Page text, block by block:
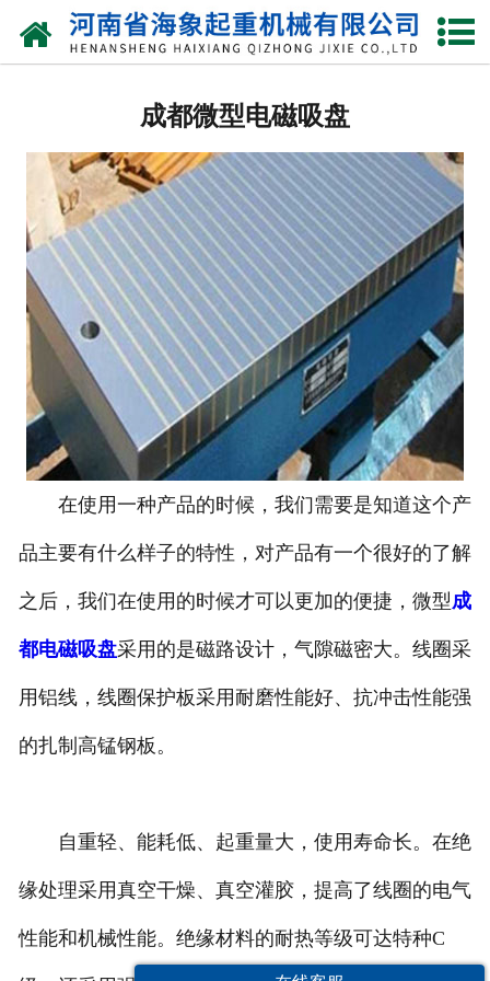
网站首页
成都强力电磁吸盘
成都圆型电磁铁
成都方型电磁铁
成都椭圆型电磁铁
成都永磁吸盘
成都自动吸盘
成都微型电磁吸盘
在使用一种产品的时候，我们需要是知道这个产
品主要有什么样子的特性，对产品有一个很好的了解
之后，我们在使用的时候才可以更加的便捷，微型成
都电磁吸盘采用的是磁路设计，气隙磁密大。线圈采
用铝线，线圈保护板采用耐磨性能好、抗冲击性能强
的扎制高锰钢板。
自重轻、能耗低、起重量大，使用寿命长。在绝
缘处理采用真空干燥、真空灌胶，提高了线圈的电气
性能和机械性能。绝缘材料的耐热等级可达特种C